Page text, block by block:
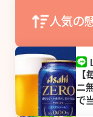
人気の
ニ
で